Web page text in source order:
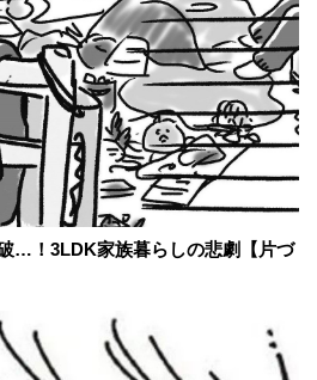
…！3LDK家族暮らしの悲劇【片づ